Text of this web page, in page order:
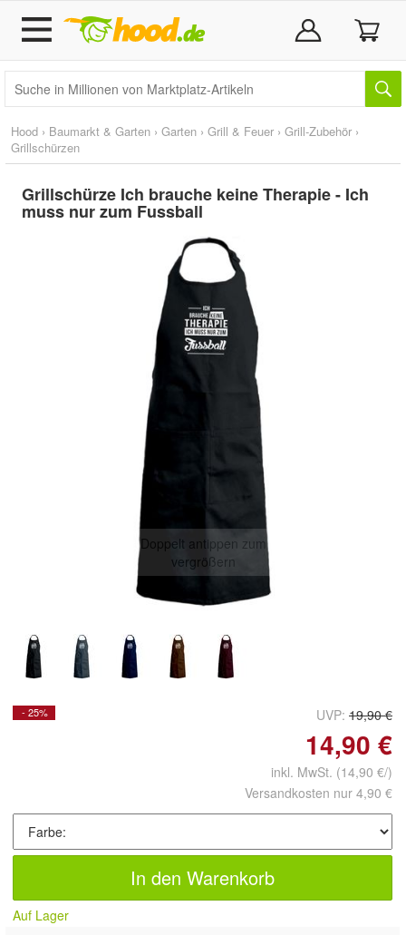
Hood › Baumarkt & Garten › Garten › Grill & Feuer › Grill-Zubehör ›
Grillschürzen
Grillschürze Ich brauche keine Therapie - Ich
muss nur zum Fussball
Doppelt antippen zum
vergrößern
- 25% UVP: 19,90 €
14,90 €
inkl. MwSt. (14,90 €/)
Versandkosten nur 4,90 €
In den Warenkorb
Auf Lager